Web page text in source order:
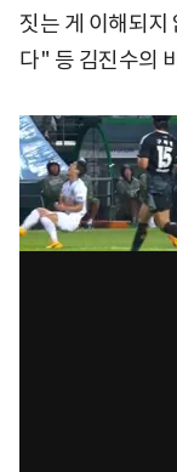
짓는 게 이해되지
다" 등 김진수의